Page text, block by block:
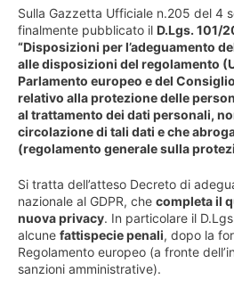
Sulla Gazzetta Ufficiale n.205 del 4
finalmente pubblicato il D.Lgs. 101/
“Disposizioni per l’adeguamento
alle disposizioni del regolamento
Parlamento europeo e del
relativo alla protezione delle
al trattamento dei dati personali,
circolazione di tali dati e che
(regolamento generale sulla
Si tratta dell’atteso Decreto di
nazionale al GDPR, che completa il
nuova privacy. In particolare il
alcune fattispecie penali, dopo la
Regolamento europeo (a fronte
sanzioni amministrative).